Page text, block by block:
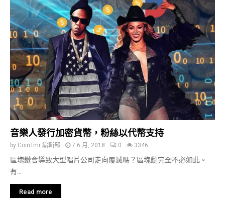
音樂人發行加密貨幣，粉絲以代幣支持
by CoinTmr 編輯部 7 6 月, 2018 0 3346
區塊鏈會導致大型唱片公司走向覆滅嗎？區塊鏈完全不必如此。
有...
Read more